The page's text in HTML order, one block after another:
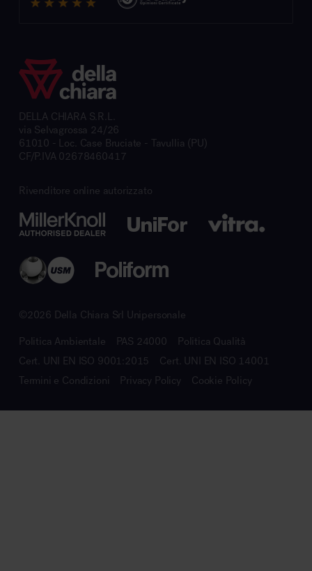
DELLA CHIARA S.R.L.
via Selvagrossa 24/26
61010 - Loc. Case Bruciate - Tavullia (PU)
CF/P.IVA 02678460417
Rivenditore online autorizzato
©2026 Della Chiara Srl Unipersonale
Politica Ambientale PAS 24000
Politica Qualità
Cert. UNI EN ISO 9001:2015
Cert. UNI EN ISO 14001
Termini e Condizioni
Privacy Policy Cookie Policy